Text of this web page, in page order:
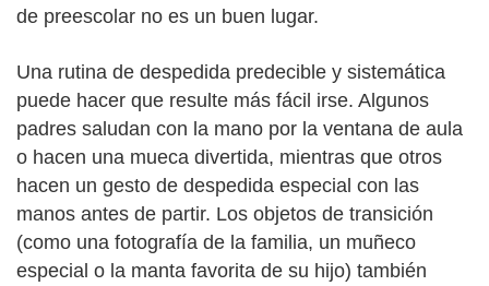
de preescolar no es un buen lugar.
Una rutina de despedida predecible y sistemática
puede hacer que resulte más fácil irse. Algunos
padres saludan con la mano por la ventana de aula
o hacen una mueca divertida, mientras que otros
hacen un gesto de despedida especial con las
manos antes de partir. Los objetos de transición
(como una fotografía de la familia, un muñeco
especial o la manta favorita de su hijo) también